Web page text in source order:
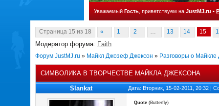
Уважаемый Гость , приветствуем на JustMJ.ru •
Страница 15 из 18 « 1 2 … 13 14 15
Модератор форума: Faith
Форум JustMJ.ru » Майкл Джозеф Джексон » Разговоры о Майкле
СИМВОЛИКА В ТВОРЧЕСТВЕ МАЙКЛА ДЖЕКСОНА
Slankat Дата: Вторник, 15-02-2011, 20:32 |
Quote (Butterfly)